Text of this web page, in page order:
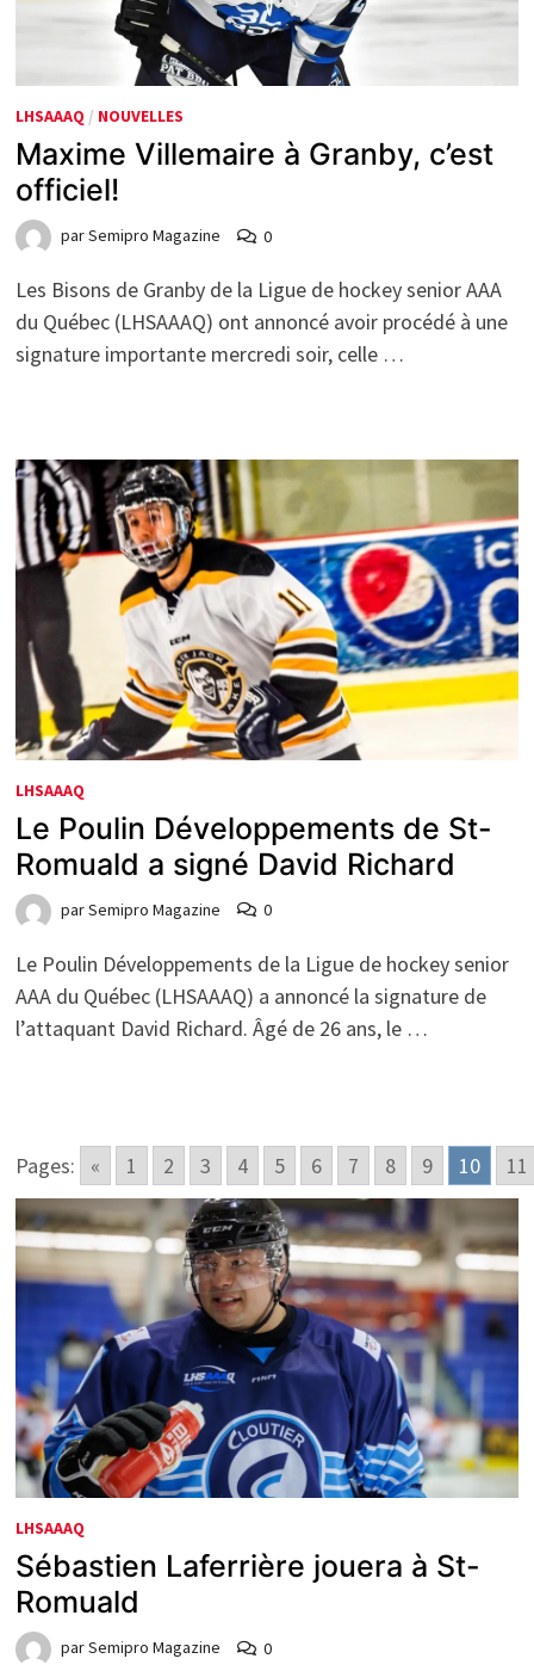
LHSAAAQ / NOUVELLES
Maxime Villemaire à Granby, c’est
officiel!
parSemipro Magazine 0
Les Bisons de Granby de la Ligue de hockey senior AAA
du Québec (LHSAAAQ) ont annoncé avoir procédé à une
signature importante mercredi soir, celle …
LHSAAAQ
Le Poulin Développements de St-
Romuald a signé David Richard
parSemipro Magazine 0
Le Poulin Développements de la Ligue de hockey senior
AAA du Québec (LHSAAAQ) a annoncé la signature de
l’attaquant David Richard. Âgé de 26 ans, le …
Pages: « 1 2 3 4 5 6 7 8 9 10 11
LHSAAAQ
Sébastien Laferrière jouera à St-
Romuald
parSemipro Magazine 0